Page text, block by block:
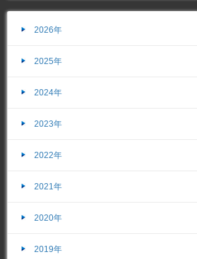
2026年
2025年
2024年
2023年
2022年
2021年
2020年
2019年